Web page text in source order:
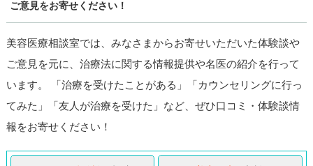
ご意見をお寄せください！
美容医療相談室では、みなさまからお寄せいただいた体験談や
ご意見を元に、治療法に関する情報提供や名医の紹介を行って
います。 「治療を受けたことがある」「カウンセリングに行っ
てみた」「友人が治療を受けた」など、ぜひ口コミ・体験談情
報をお寄せください！